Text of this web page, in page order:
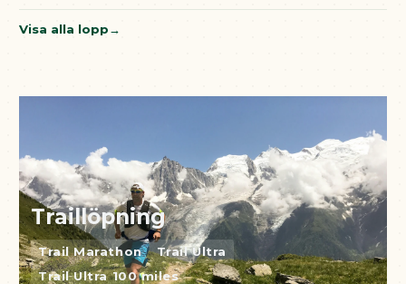
Visa alla lopp
Traillöpning
Trail Marathon
Trail Ultra
Trail Ultra 100 miles